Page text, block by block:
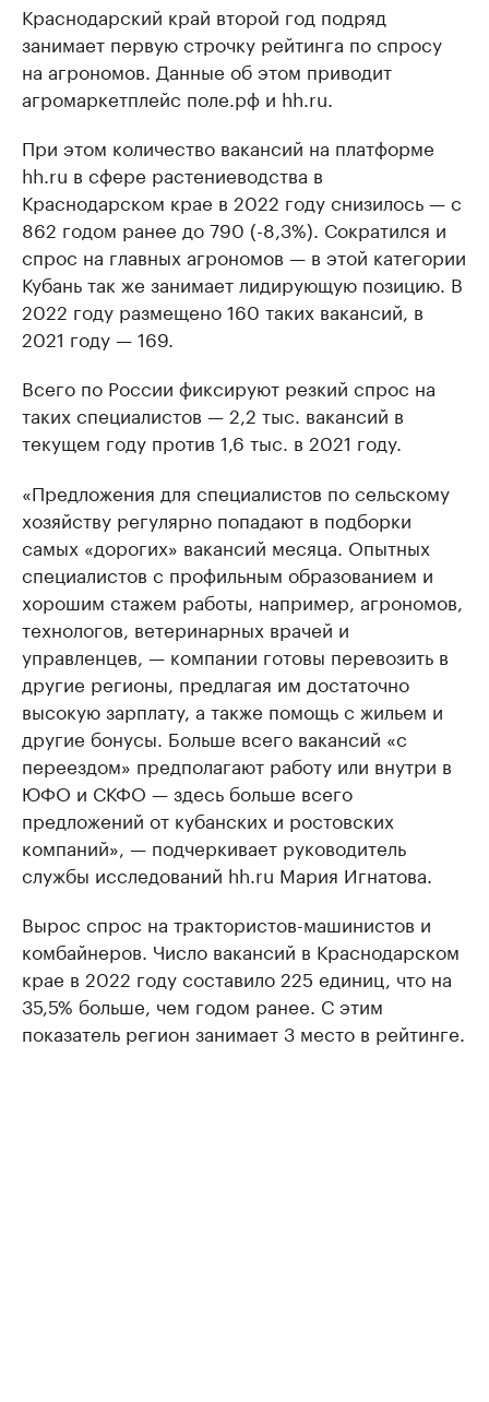
Краснодарский край второй год подряд
занимает первую строчку рейтинга по спросу
на агрономов. Данные об этом приводит
агромаркетплейс поле.рф и hh.ru.
При этом количество вакансий на платформе
hh.ru в сфере растениеводства в
Краснодарском крае в 2022 году снизилось — с
862 годом ранее до 790 (-8,3%). Сократился и
спрос на главных агрономов — в этой категории
Кубань так же занимает лидирующую позицию. В
2022 году размещено 160 таких вакансий, в
2021 году — 169.
Всего по России фиксируют резкий спрос на
таких специалистов — 2,2 тыс. вакансий в
текущем году против 1,6 тыс. в 2021 году.
«Предложения для специалистов по сельскому
хозяйству регулярно попадают в подборки
самых «дорогих» вакансий месяца. Опытных
специалистов с профильным образованием и
хорошим стажем работы, например, агрономов,
технологов, ветеринарных врачей и
управленцев, — компании готовы перевозить в
другие регионы, предлагая им достаточно
высокую зарплату, а также помощь с жильем и
другие бонусы. Больше всего вакансий «с
переездом» предполагают работу или внутри в
ЮФО и СКФО — здесь больше всего
предложений от кубанских и ростовских
компаний», — подчеркивает руководитель
службы исследований hh.ru Мария Игнатова.
Вырос спрос на трактористов-машинистов и
комбайнеров. Число вакансий в Краснодарском
крае в 2022 году составило 225 единиц, что на
35,5% больше, чем годом ранее. С этим
показатель регион занимает 3 место в рейтинге.